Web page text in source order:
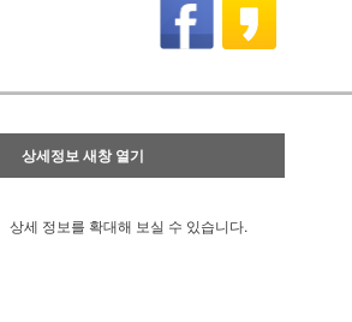
상세정보 새창 열기
상세 정보를 확대해 보실 수 있습니다.